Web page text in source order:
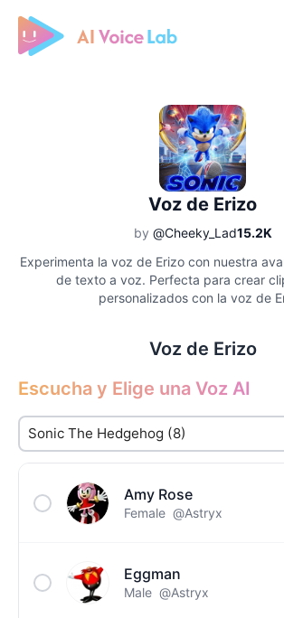
Free AI Cover & AI Voice Over
Voz de Erizo
by @Cheeky_Lad15.2K
Experimenta la voz de Erizo con nuestra
de texto a voz. Perfecta para crear
personalizados con la voz de
Voz de Erizo
Escucha y Elige una Voz AI
Amy Rose
Female @Astryx
Eggman
Male @Astryx